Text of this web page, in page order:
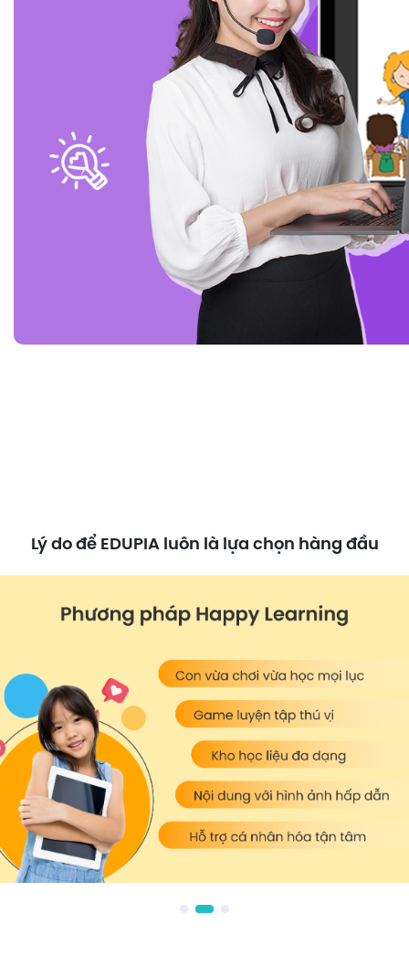
Lý do để EDUPIA luôn là lựa chọn hàng đầu